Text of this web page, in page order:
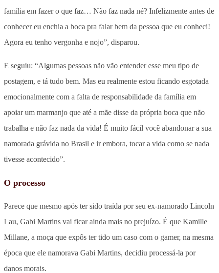
família em fazer o que faz… Não faz nada né? Infelizmente antes de
conhecer eu enchia a boca pra falar bem da pessoa que eu conheci!
Agora eu tenho vergonha e nojo”, disparou.
E seguiu: “Algumas pessoas não vão entender esse meu tipo de
postagem, e tá tudo bem. Mas eu realmente estou ficando esgotada
emocionalmente com a falta de responsabilidade da família em
apoiar um marmanjo que até a mãe disse da própria boca que não
trabalha e não faz nada da vida! É muito fácil você abandonar a sua
namorada grávida no Brasil e ir embora, tocar a vida como se nada
tivesse acontecido”.
O processo
Parece que mesmo após ter sido traída por seu ex-namorado Lincoln
Lau, Gabi Martins vai ficar ainda mais no prejuízo. É que Kamille
Millane, a moça que expôs ter tido um caso com o gamer, na mesma
época que ele namorava Gabi Martins, decidiu processá-la por
danos morais.